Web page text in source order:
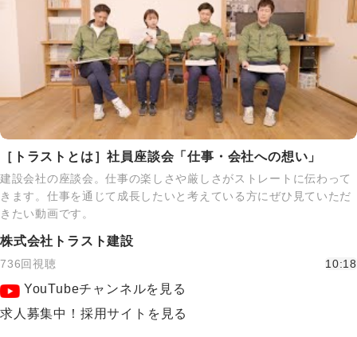
［トラストとは］社員座談会「仕事・会社への想い」
建設会社の座談会。仕事の楽しさや厳しさがストレートに伝わって
きます。仕事を通じて成長したいと考えている方にぜひ見ていただ
きたい動画です。
株式会社トラスト建設
736回視聴 10:18
YouTubeチャンネルを見る
求人募集中！採用サイトを見る